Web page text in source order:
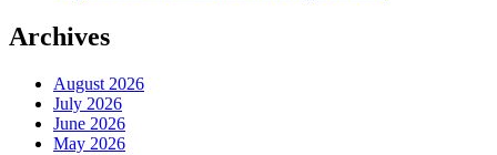
Archives
August 2026
July 2026
June 2026
May 2026